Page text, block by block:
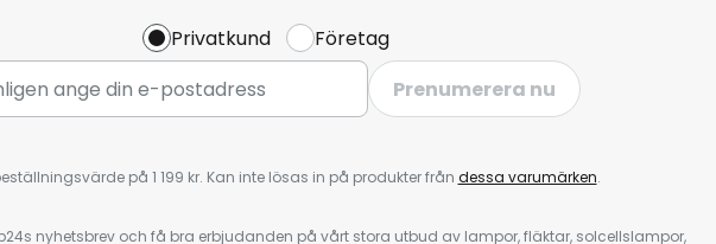
Privatkund
Företag
Prenumerera nu
på 1 199 kr. Kan inte lösas in på produkter från dessa varumärken.
nyhetsbrev och få bra erbjudanden på vårt stora utbud av lampor, fläktar, solcellslampor,